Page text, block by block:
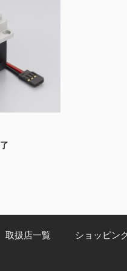
取扱店一覧 ショッピン